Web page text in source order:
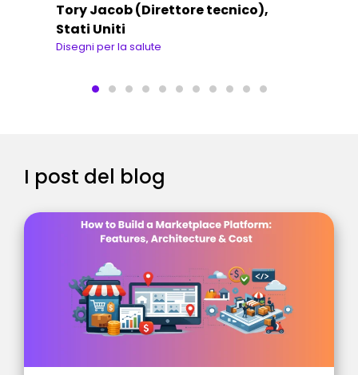
Tory Jacob (Direttore tecnico),
Stati Uniti
Disegni per la salute
I post del blog